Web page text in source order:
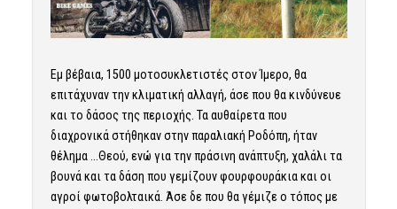
Εμ βέβαια, 1500 μοτοσυκλετιστές στον Ίμερο, θα
επιτάχυναν την κλιματική αλλαγή, άσε που θα κινδύνευε
και το δάσος της περιοχής. Τα αυθαίρετα που
διαχρονικά στήθηκαν στην παραλιακή Ροδόπη, ήταν
θέλημα …Θεού, ενώ για την πράσινη ανάπτυξη, χαλάλι τα
βουνά και τα δάση που γεμίζουν φουρφουράκια και οι
αγροί φωτοβολταικά. Άσε δε που θα γέμιζε ο τόπος με